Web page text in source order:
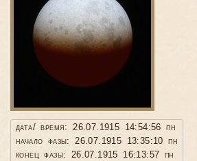
дата/ время: 26.07.1915 14:54:56 пн
начало фазы: 26.07.1915 13:35:10 пн
конец фазы: 26.07.1915 16:13:57 пн